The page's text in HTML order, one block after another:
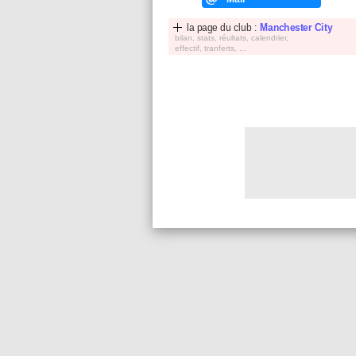
la page du club : Manchester City
bilan, stats, réultats, calendrier,
effectif, tranferts, ...